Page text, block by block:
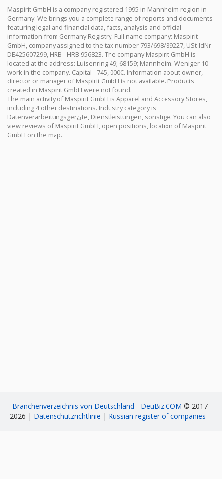
Maspirit GmbH is a company registered 1995 in Mannheim region in
Germany. We brings you a complete range of reports and documents
featuring legal and financial data, facts, analysis and official
information from Germany Registry. Full name company: Maspirit
GmbH, company assigned to the tax number 793/698/89227, USt-IdNr -
DE425607299, HRB - HRB 956823. The company Maspirit GmbH is
located at the address: Luisenring 49; 68159; Mannheim. Weniger 10
work in the company. Capital - 745, 000€. Information about owner,
director or manager of Maspirit GmbH is not available. Products
created in Maspirit GmbH were not found.
The main activity of Maspirit GmbH is Apparel and Accessory Stores,
including 4 other destinations. Industry category is
Datenverarbeitungsgerنte, Dienstleistungen, sonstige. You can also
view reviews of Maspirit GmbH, open positions, location of Maspirit
GmbH on the map.
Branchenverzeichnis von Deutschland - DeuBiz.COM © 2017-
2026 | Datenschutzrichtlinie | Russian register of companies